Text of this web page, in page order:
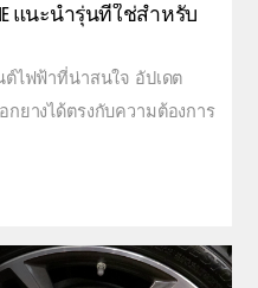
แนะนำรุ่นที่ใช่สำหรับ
ไฟฟ้าที่น่าสนใจ อัปเดต
ยางได้ตรงกับความต้องการ